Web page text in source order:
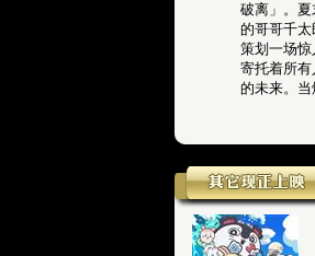
破离」。
的哥哥千
策划一场
寄托着所
的未来。